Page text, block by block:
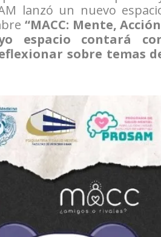
lanzó un nuevo
“MACC: Mente,
espacio contará
sobre temas